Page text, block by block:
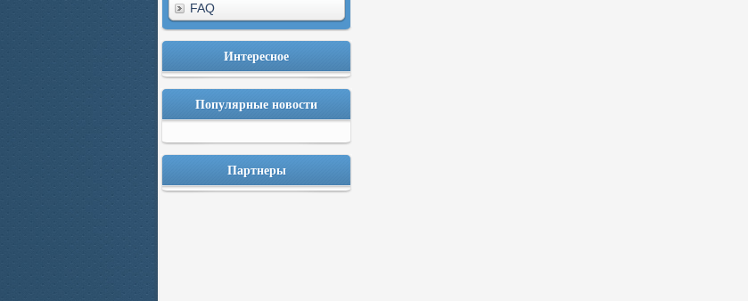
FAQ
Интересное
Популярные новости
Партнеры